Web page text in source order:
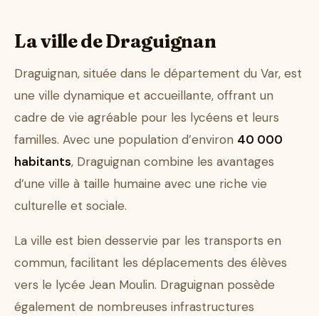
La ville de Draguignan
Draguignan, située dans le département du Var, est
une ville dynamique et accueillante, offrant un
cadre de vie agréable pour les lycéens et leurs
familles. Avec une population d’environ 40 000
habitants, Draguignan combine les avantages
d’une ville à taille humaine avec une riche vie
culturelle et sociale.
La ville est bien desservie par les transports en
commun, facilitant les déplacements des élèves
vers le lycée Jean Moulin. Draguignan possède
également de nombreuses infrastructures